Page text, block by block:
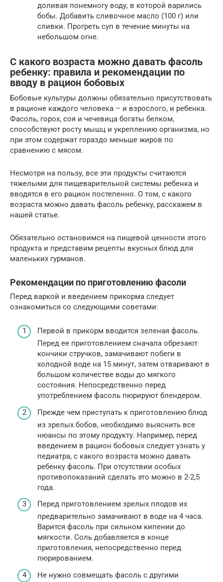
доливая понемногу воду, в которой варились
бобы. Добавить сливочное масло (100 г) или
сливки. Прогреть суп в течение минуты на
небольшом огне.
С какого возраста можно давать фасоль
ребенку: правила и рекомендации по
вводу в рацион бобовых
Бобовые культуры должны обязательно присутствовать
в рационе каждого человека – и взрослого, и ребенка.
Фасоль, горох, соя и чечевица богаты белком,
способствуют росту мышц и укреплению организма, но
при этом содержат гораздо меньше жиров по
сравнению с мясом.
Несмотря на пользу, все эти продукты считаются
тяжелыми для пищеварительной системы ребенка и
вводятся в его рацион постепенно. О том, с какого
возраста можно давать фасоль ребенку, расскажем в
нашей статье.
Обязательно остановимся на пищевой ценности этого
продукта и представим рецепты вкусных блюд для
маленьких гурманов.
Рекомендации по приготовлению фасоли
Перед варкой и введением прикорма следует
ознакомиться со следующими советами:
Первой в прикорм вводится зеленая фасоль.
Перед ее приготовлением сначала обрезают
кончики стручков, замачивают побеги в
холодной воде на 15 минут, затем отваривают в
большом количестве воды до мягкого
состояния. Непосредственно перед
употреблением фасоль пюрируют блендером.
Прежде чем приступать к приготовлению блюд
из зрелых бобов, необходимо выяснить все
нюансы по этому продукту. Например, перед
введением в рацион бобовых следует узнать у
педиатра, с какого возраста можно давать
ребенку фасоль. При отсутствии особых
противопоказаний сделать это можно в 2-2,5
года.
Перед приготовлением зрелых плодов их
предварительно замачивают в воде на 4 часа.
Варится фасоль при сильном кипении до
мягкости. Соль добавляется в конце
приготовления, непосредственно перед
пюрированием.
Не нужно совмещать фасоль с другими